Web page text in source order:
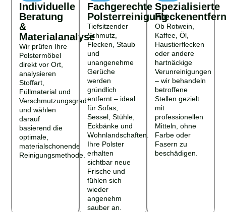
Individuelle
Beratung
&
Materialanalyse
Wir prüfen Ihre
Polstermöbel
direkt vor Ort,
analysieren
Stoffart,
Füllmaterial und
Verschmutzungsgrad
und wählen
darauf
basierend die
optimale,
materialschonende
Reinigungsmethode.
Fachgerechte
Polsterreinigung
Tiefsitzender
Schmutz,
Flecken, Staub
und
unangenehme
Gerüche
werden
gründlich
entfernt – ideal
für Sofas,
Sessel, Stühle,
Eckbänke und
Wohnlandschaften.
Ihre Polster
erhalten
sichtbar neue
Frische und
fühlen sich
wieder
angenehm
sauber an.
Spezialisierte
Ob Rotwein,
Kaffee, Öl,
Haustierflecken
oder andere
hartnäckige
Verunreinigungen
– wir behandeln
betroffene
Stellen gezielt
mit
professionellen
Mitteln, ohne
Farbe oder
Fasern zu
beschädigen.